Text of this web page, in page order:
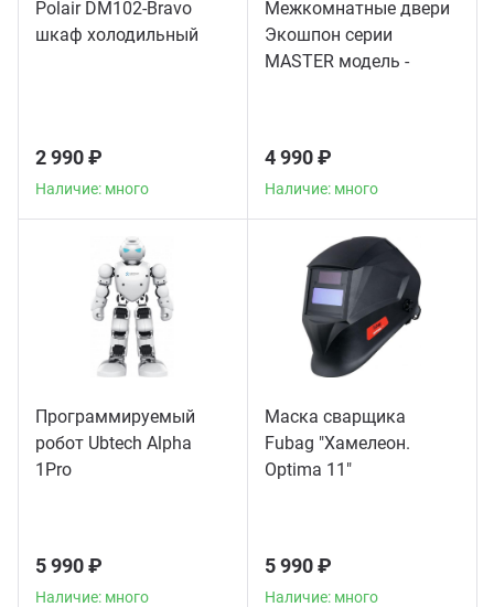
Polair DM102-Bravo
шкаф холодильный
2 990 ₽
Наличие: много
Межкомнатные двери
Экошпон серии
MASTER модель -
4 990 ₽
Наличие: много
Программируемый
робот Ubtech Alpha
1Pro
5 990 ₽
Наличие: много
Маска сварщика
Fubag "Хамелеон.
Optima 11"
5 990 ₽
Наличие: много